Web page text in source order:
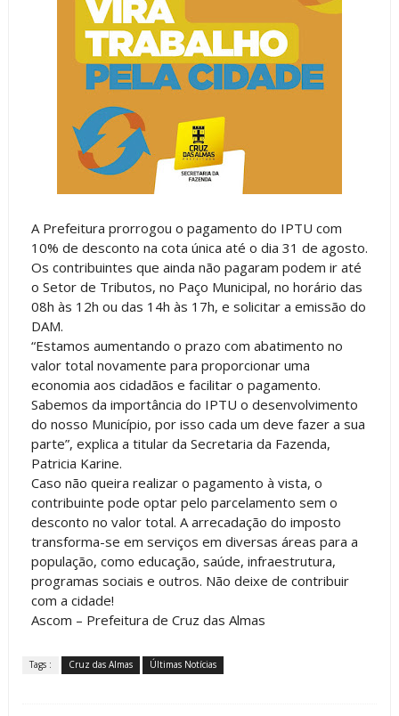
A Prefeitura prorrogou o pagamento do IPTU com
10% de desconto na cota única até o dia 31 de agosto.
Os contribuintes que ainda não pagaram podem ir até
o Setor de Tributos, no Paço Municipal, no horário das
08h às 12h ou das 14h às 17h, e solicitar a emissão do
DAM.
“Estamos aumentando o prazo com abatimento no
valor total novamente para proporcionar uma
economia aos cidadãos e facilitar o pagamento.
Sabemos da importância do IPTU o desenvolvimento
do nosso Município, por isso cada um deve fazer a sua
parte”, explica a titular da Secretaria da Fazenda,
Patricia Karine.
Caso não queira realizar o pagamento à vista, o
contribuinte pode optar pelo parcelamento sem o
desconto no valor total. A arrecadação do imposto
transforma-se em serviços em diversas áreas para a
população, como educação, saúde, infraestrutura,
programas sociais e outros. Não deixe de contribuir
com a cidade!
Ascom – Prefeitura de Cruz das Almas
Tags : Cruz das Almas Últimas Notícias